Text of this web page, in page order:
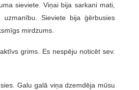
sieviete. Viņai bija sarkani mati,
Sieviete bija ģērbusies
mirdzums.
grims. Es nespēju noticēt sev.
Galu galā viņa dzemdēja mūsu